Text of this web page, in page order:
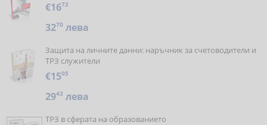
€1672
3270 лева
Защита на личните данни: наръчник за счетоводители и
ТРЗ служители
€1505
2943 лева
ТРЗ в сферата на образованието